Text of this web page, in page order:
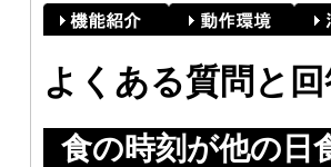
よくある質問と回
食の時刻が他の日